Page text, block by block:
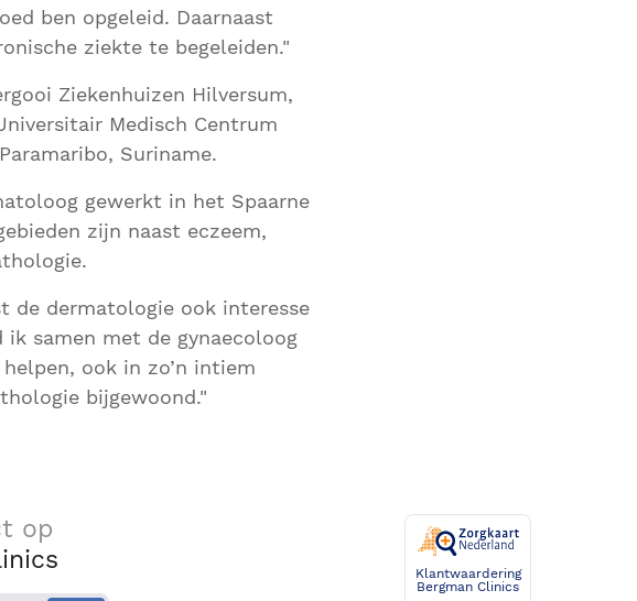
ben opgeleid. Daarnaast
ziekte te begeleiden."
Ziekenhuizen Hilversum,
Medisch Centrum
Suriname.
gewerkt in het Spaarne
zijn naast eczeem,
de dermatologie ook interesse
ik samen met de gynaecoloog
ook in zo’n intiem
bijgewoond."
op
Klantwaardering
Bergman Clinics